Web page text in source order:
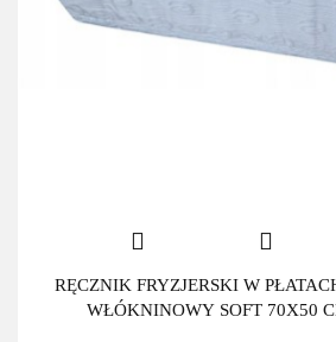
RĘCZNIK FRYZJERSKI W
WŁÓKNINOWY SOFT 70X50